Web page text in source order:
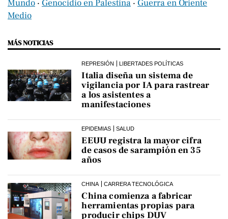
Mundo ‧ Genocidio en Palestina ‧ Guerra en Oriente
Medio
MÁS NOTICIAS
REPRESIÓN LIBERTADES POLÍTICAS
Italia diseña un sistema de
vigilancia por IA para rastrear
a los asistentes a
manifestaciones
EPIDEMIAS SALUD
EEUU registra la mayor cifra
de casos de sarampión en 35
años
CHINA CARRERA TECNOLÓGICA
China comienza a fabricar
herramientas propias para
producir chips DUV